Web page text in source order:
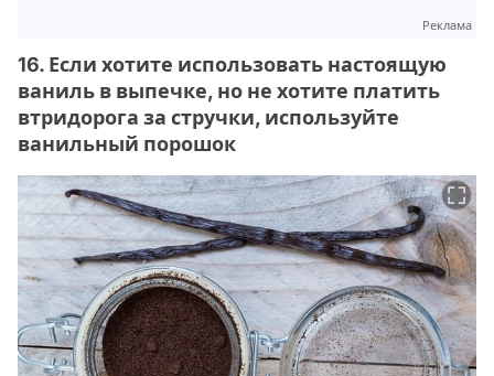
Реклама
16. Если хотите использовать настоящую
ваниль в выпечке, но не хотите платить
втридорога за стручки, используйте
ванильный порошок